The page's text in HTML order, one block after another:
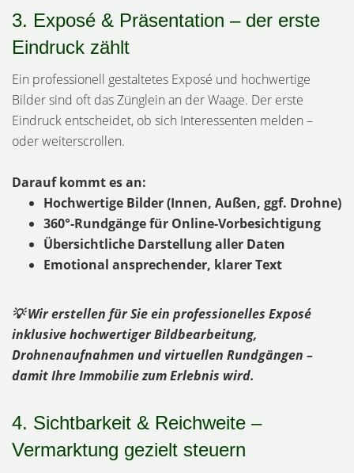
3. Exposé & Präsentation – der erste
Eindruck zählt
Ein professionell gestaltetes Exposé und hochwertige
Bilder sind oft das Zünglein an der Waage. Der erste
Eindruck entscheidet, ob sich Interessenten melden –
oder weiterscrollen.
Darauf kommt es an:
Hochwertige Bilder (Innen, Außen, ggf. Drohne)
360°-Rundgänge für Online-Vorbesichtigung
Übersichtliche Darstellung aller Daten
Emotional ansprechender, klarer Text
💡 Wir erstellen für Sie ein professionelles Exposé
inklusive hochwertiger Bildbearbeitung,
Drohnenaufnahmen und virtuellen Rundgängen –
damit Ihre Immobilie zum Erlebnis wird.
4. Sichtbarkeit & Reichweite –
Vermarktung gezielt steuern